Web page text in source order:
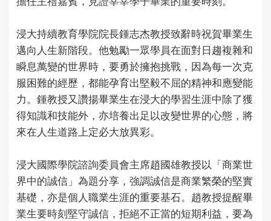
浸大持續教育學院院長鍾志杰教授致辭時祝賀畢業生
邁向人生新階段。他勉勵一眾學員在面對日趨複雜和
瞬息萬變的世界時，要勇於擁抱挑戰，因為每一次克
服困難的經歷，都能孕育出堅毅不屈的精神和應變能
力。鍾教授又讚揚畢業生在浸大的學習生涯中除了獲
得知識和技能外，亦培養出足以改變世界的心態，將
來在人生道路上定必大放異彩。
浸大國際學院諮詢委員會主席趙國雄教授以「商業世
界中的誠信」為題分享，強調誠信是商業繁榮的堅實
基礎，亦是個人職業生涯的重要基石。趙教授提醒畢
業生要時刻堅守誠信，拒絕不正當的短期利益，要為